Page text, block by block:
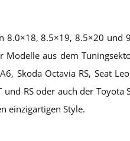
8.0×18, 8.5×19, 8.5×20 und
Modelle aus dem
Skoda Octavia RS, Seat
und RS oder auch der
einzigartigen Style.